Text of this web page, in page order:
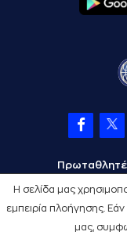
Η σελίδα μας
εμπειρία πλοήγησης.
μας,